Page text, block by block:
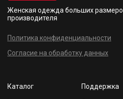
Женская одежда больших
производителя
Политика конфиденциальности
Согласие на обработку данных
Каталог Поддержка